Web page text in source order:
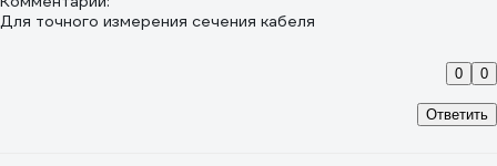
Для точного измерения сечения кабеля
Ответить
0 0